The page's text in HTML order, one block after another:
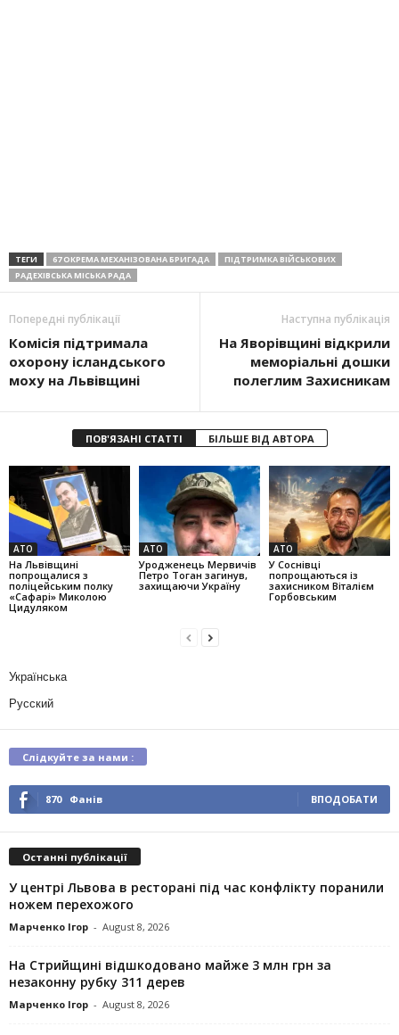
ТЕГИ 67 ОКРЕМА МЕХАНІЗОВАНА БРИГАДА
ПІДТРИМКА ВІЙСЬКОВИХ
РАДЕХІВСЬКА МІСЬКА РАДА
Попередні публікації
Комісія підтримала
охорону ісландського
моху на Львівщині
Наступна публікація
На Яворівщині відкрили
меморіальні дошки
полеглим Захисникам
ПОВ'ЯЗАНІ СТАТТІ БІЛЬШЕ ВІД АВТОРА
АТО
На Львівщині
попрощалися з
поліцейським полку
«Сафарі» Миколою
Цидуляком
АТО
Уродженець Мервичів
Петро Тоган загинув,
захищаючи Україну
АТО
У Соснівці
попрощаються із
захисником Віталієм
Горбовським
Українська
Русский
Слідкуйте за нами :
870 Фанів ВПОДОБАТИ
Останні публікації
У центрі Львова в ресторані під час конфлікту поранили
ножем перехожого
Марченко Ігор - August 8, 2026
На Стрийщині відшкодовано майже 3 млн грн за
незаконну рубку 311 дерев
Марченко Ігор - August 8, 2026